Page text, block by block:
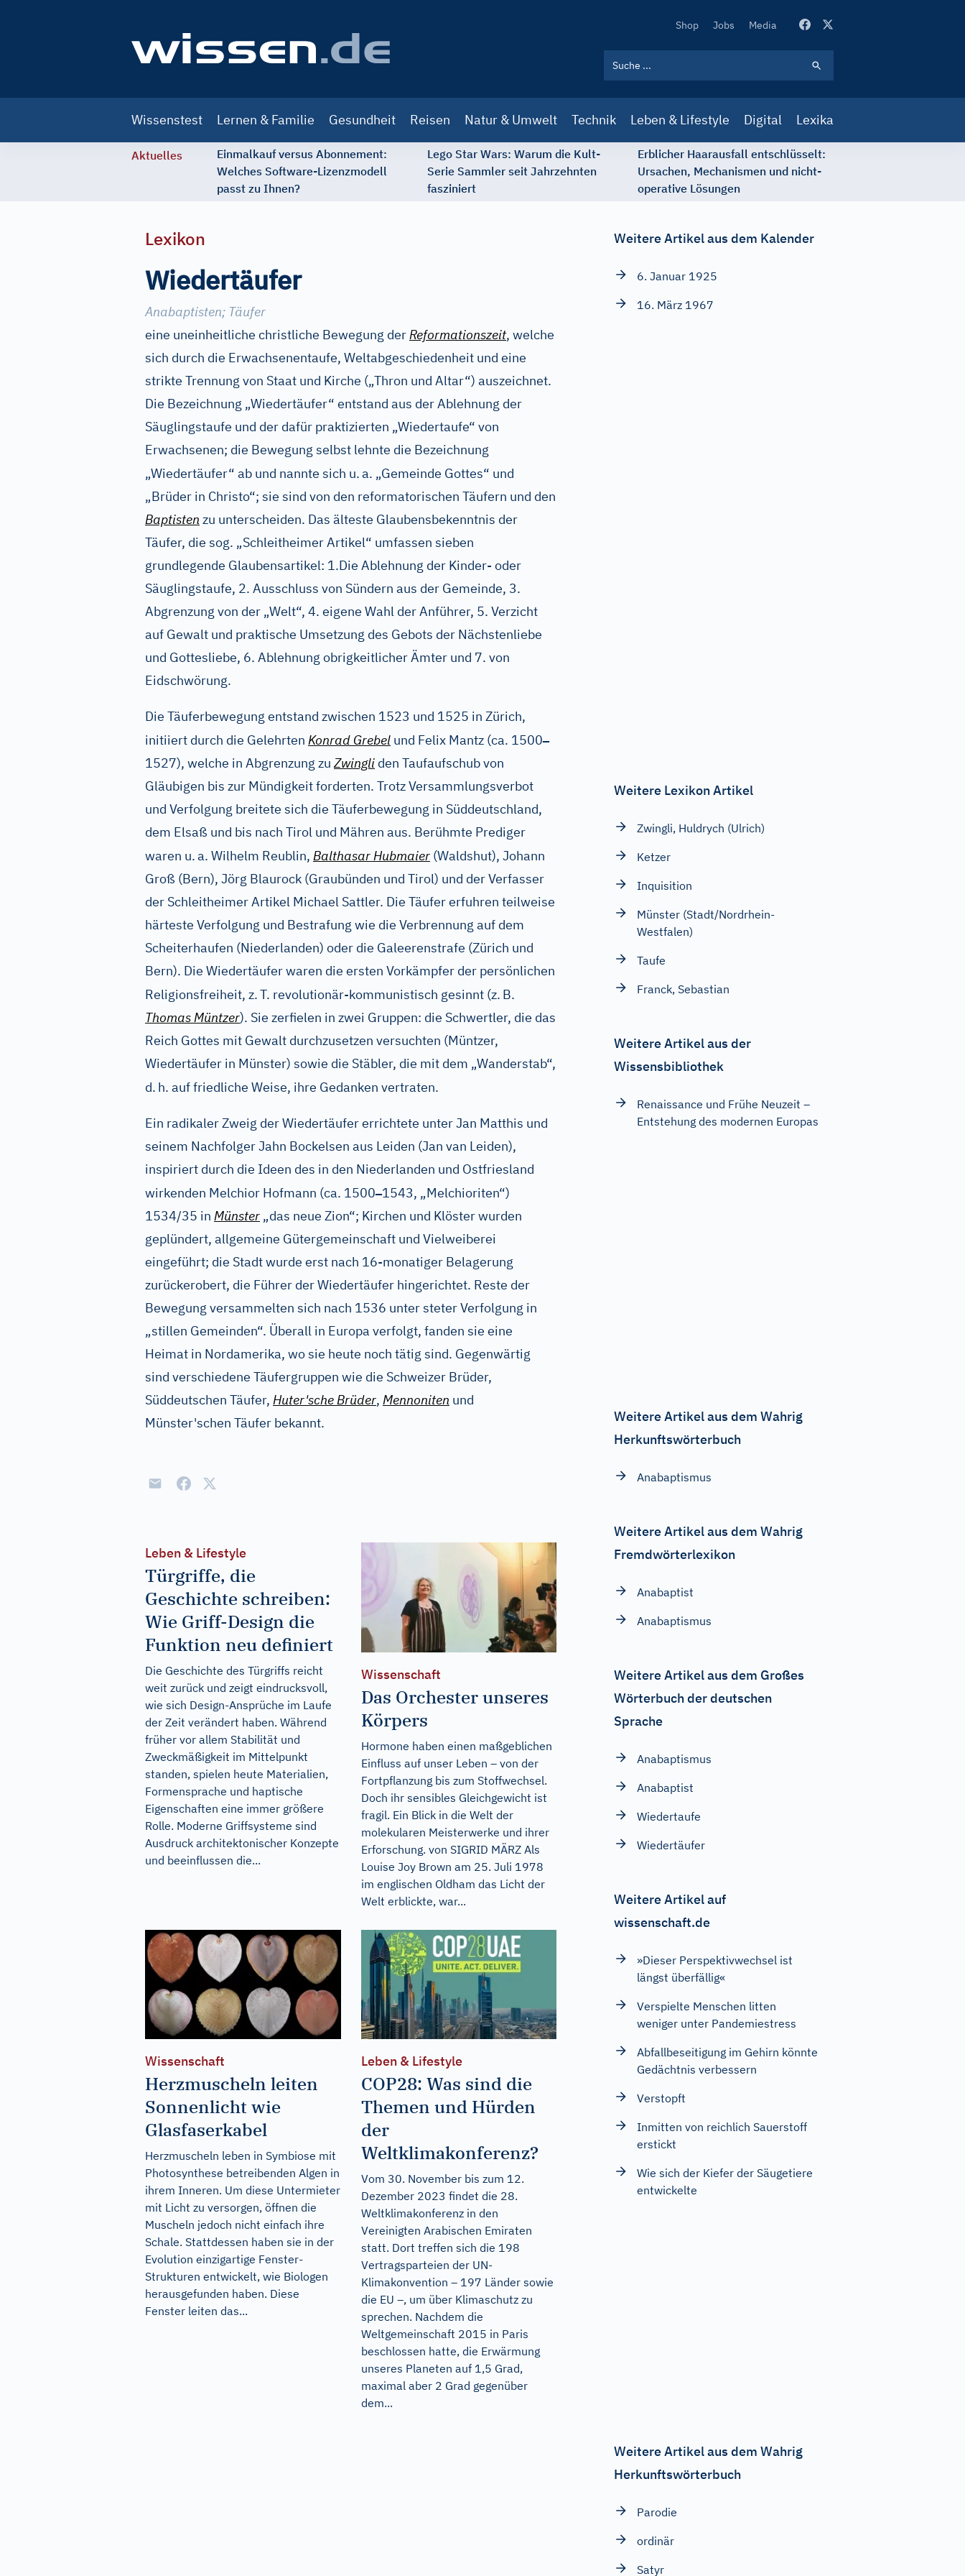
Secondary
Shop Jobs Media
navigation
Wissenstest Lernen & Familie Gesundheit Reisen Natur & Umwelt Technik Leben & Lifestyle Digital Lexika
Aktuelles
Einmalkauf versus Abonnement:
Welches Software-Lizenzmodell
passt zu Ihnen?
Lego Star Wars: Warum die Kult-
Serie Sammler seit Jahrzehnten
fasziniert
Erblicher Haarausfall entschlüsselt:
Ursachen, Mechanismen und nicht-
operative Lösungen
Lexikon
Wiedertäufer
Anabaptisten; Täufer
eine uneinheitliche christliche Bewegung derReformationszeit, welche
sich durch die Erwachsenentaufe, Weltabgeschiedenheit und eine
strikte Trennung von Staat und Kirche („Thron und Altar“) auszeichnet.
Die Bezeichnung „Wiedertäufer“ entstand aus der Ablehnung der
Säuglingstaufe und der dafür praktizierten „Wiedertaufe“ von
Erwachsenen; die Bewegung selbst lehnte die Bezeichnung
„Wiedertäufer“ ab und nannte sich u.a. „Gemeinde Gottes“ und
„Brüder in Christo“; sie sind von den reformatorischen Täufern und den
Baptisten zu unterscheiden. Das älteste Glaubensbekenntnis der
Täufer, die sog. „Schleitheimer Artikel“ umfassen sieben
grundlegende Glaubensartikel: 1.Die Ablehnung der Kinder- oder
Säuglingstaufe, 2. Ausschluss von Sündern aus der Gemeinde, 3.
Abgrenzung von der „Welt“, 4. eigene Wahl der Anführer, 5. Verzicht
auf Gewalt und praktische Umsetzung des Gebots der Nächstenliebe
und Gottesliebe, 6. Ablehnung obrigkeitlicher Ämter und 7. von
Eidschwörung.
Die Täuferbewegung entstand zwischen 1523 und 1525 in Zürich,
initiiert durch die Gelehrten Konrad Grebel und Felix Mantz (ca. 1500–
1527), welche in Abgrenzung zuZwingli den Taufaufschub von
Gläubigen bis zur Mündigkeit forderten. Trotz Versammlungsverbot
und Verfolgung breitete sich die Täuferbewegung in Süddeutschland,
dem Elsaß und bis nach Tirol und Mähren aus. Berühmte Prediger
waren u.a. Wilhelm Reublin, Balthasar Hubmaier (Waldshut), Johann
Groß (Bern), Jörg Blaurock (Graubünden und Tirol) und der Verfasser
der Schleitheimer Artikel Michael Sattler. Die Täufer erfuhren teilweise
härteste Verfolgung und Bestrafung wie die Verbrennung auf dem
Scheiterhaufen (Niederlanden) oder die Galeerenstrafe (Zürich und
Bern). Die Wiedertäufer waren die ersten Vorkämpfer der persönlichen
Religionsfreiheit, z.T. revolutionär-kommunistisch gesinnt (z. B.
Thomas Müntzer). Sie zerfielen in zwei Gruppen: die Schwertler, die das
Reich Gottes mit Gewalt durchzusetzen versuchten (Müntzer,
Wiedertäufer in Münster) sowie die Stäbler, die mit dem „Wanderstab“,
d. h. auf friedliche Weise, ihre Gedanken vertraten.
Ein radikaler Zweig der Wiedertäufer errichtete unter Jan Matthis und
seinem Nachfolger Jahn Bockelsen aus Leiden (Jan van Leiden),
inspiriert durch die Ideen des in den Niederlanden und Ostfriesland
wirkenden Melchior Hofmann (ca. 1500–1543, „Melchioriten“)
1534/35 in Münster „das neue Zion“; Kirchen und Klöster wurden
geplündert, allgemeine Gütergemeinschaft und Vielweiberei
eingeführt; die Stadt wurde erst nach 16-monatiger Belagerung
zurückerobert, die Führer der Wiedertäufer hingerichtet. Reste der
Bewegung versammelten sich nach 1536 unter steter Verfolgung in
„stillen Gemeinden“. Überall in Europa verfolgt, fanden sie eine
Heimat in Nordamerika, wo sie heute noch tätig sind. Gegenwärtig
sind verschiedene Täufergruppen wie die Schweizer Brüder,
Süddeutschen Täufer, Huter'sche Brüder, Mennoniten und
Münster'schen Täufer bekannt.
Leben & Lifestyle
Türgriffe, die
Geschichte schreiben:
Wie Griff-Design die
Funktion neu definiert
Die Geschichte des Türgriffs reicht
weit zurück und zeigt eindrucksvoll,
wie sich Design-Ansprüche im Laufe
der Zeit verändert haben. Während
früher vor allem Stabilität und
Zweckmäßigkeit im Mittelpunkt
standen, spielen heute Materialien,
Formensprache und haptische
Eigenschaften eine immer größere
Rolle. Moderne Griffsysteme sind
Ausdruck architektonischer Konzepte
und beeinflussen die...
Wissenschaft
Das Orchester unseres
Körpers
Hormone haben einen maßgeblichen
Einfluss auf unser Leben – von der
Fortpflanzung bis zum Stoffwechsel.
Doch ihr sensibles Gleichgewicht ist
fragil. Ein Blick in die Welt der
molekularen Meisterwerke und ihrer
Erforschung. von SIGRID MÄRZ Als
Louise Joy Brown am 25. Juli 1978
im englischen Oldham das Licht der
Welt erblickte, war...
Wissenschaft
Herzmuscheln leiten
Sonnenlicht wie
Glasfaserkabel
Herzmuscheln leben in Symbiose mit
Photosynthese betreibenden Algen in
ihrem Inneren. Um diese Untermieter
mit Licht zu versorgen, öffnen die
Muscheln jedoch nicht einfach ihre
Schale. Stattdessen haben sie in der
Evolution einzigartige Fenster-
Strukturen entwickelt, wie Biologen
herausgefunden haben. Diese
Fenster leiten das...
Leben & Lifestyle
COP28: Was sind die
Themen und Hürden
der
Weltklimakonferenz?
Vom 30. November bis zum 12.
Dezember 2023 findet die 28.
Weltklimakonferenz in den
Vereinigten Arabischen Emiraten
statt. Dort treffen sich die 198
Vertragsparteien der UN-
Klimakonvention – 197 Länder sowie
die EU –, um über Klimaschutz zu
sprechen. Nachdem die
Weltgemeinschaft 2015 in Paris
beschlossen hatte, die Erwärmung
unseres Planeten auf 1,5 Grad,
maximal aber 2 Grad gegenüber
dem...
Weitere Artikel aus dem Kalender
6. Januar 1925
16. März 1967
Weitere Lexikon Artikel
Zwingli, Huldrych (Ulrich)
Ketzer
Inquisition
Münster (Stadt/Nordrhein-
Westfalen)
Taufe
Franck, Sebastian
Weitere Artikel aus der
Wissensbibliothek
Renaissance und Frühe Neuzeit –
Entstehung des modernen Europas
Weitere Artikel aus dem Wahrig
Herkunftswörterbuch
Anabaptismus
Weitere Artikel aus dem Wahrig
Fremdwörterlexikon
Anabaptist
Anabaptismus
Weitere Artikel aus dem Großes
Wörterbuch der deutschen
Sprache
Anabaptismus
Anabaptist
Wiedertaufe
Wiedertäufer
Weitere Artikel auf
wissenschaft.de
»Dieser Perspektivwechsel ist
längst überfällig«
Verspielte Menschen litten
weniger unter Pandemiestress
Abfallbeseitigung im Gehirn könnte
Gedächtnis verbessern
Verstopft
Inmitten von reichlich Sauerstoff
erstickt
Wie sich der Kiefer der Säugetiere
entwickelte
Weitere Artikel aus dem Wahrig
Herkunftswörterbuch
Parodie
ordinär
Satyr